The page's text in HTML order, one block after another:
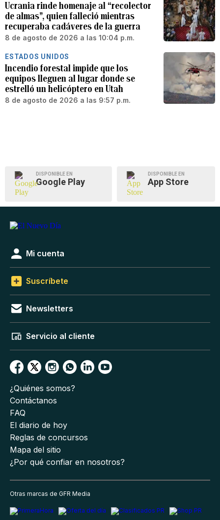
Ucrania rinde homenaje al “recolector
de almas”, quien falleció mientras
recuperaba cadáveres de la guerra
8 de agosto de 2026 a las 10:04 p.m.
ESTADOS UNIDOS
Incendio forestal impide que los
equipos lleguen al lugar donde se
estrelló un helicóptero en Utah
8 de agosto de 2026 a las 9:57 p.m.
DISPONIBLE EN
Google Play
DISPONIBLE EN
App Store
Mi cuenta
Suscríbete
Newsletters
Servicio al cliente
¿Quiénes somos?
Contáctanos
FAQ
El diario de hoy
Reglas de concursos
Mapa del sitio
¿Por qué confiar en nosotros?
Otras marcas de GFR Media